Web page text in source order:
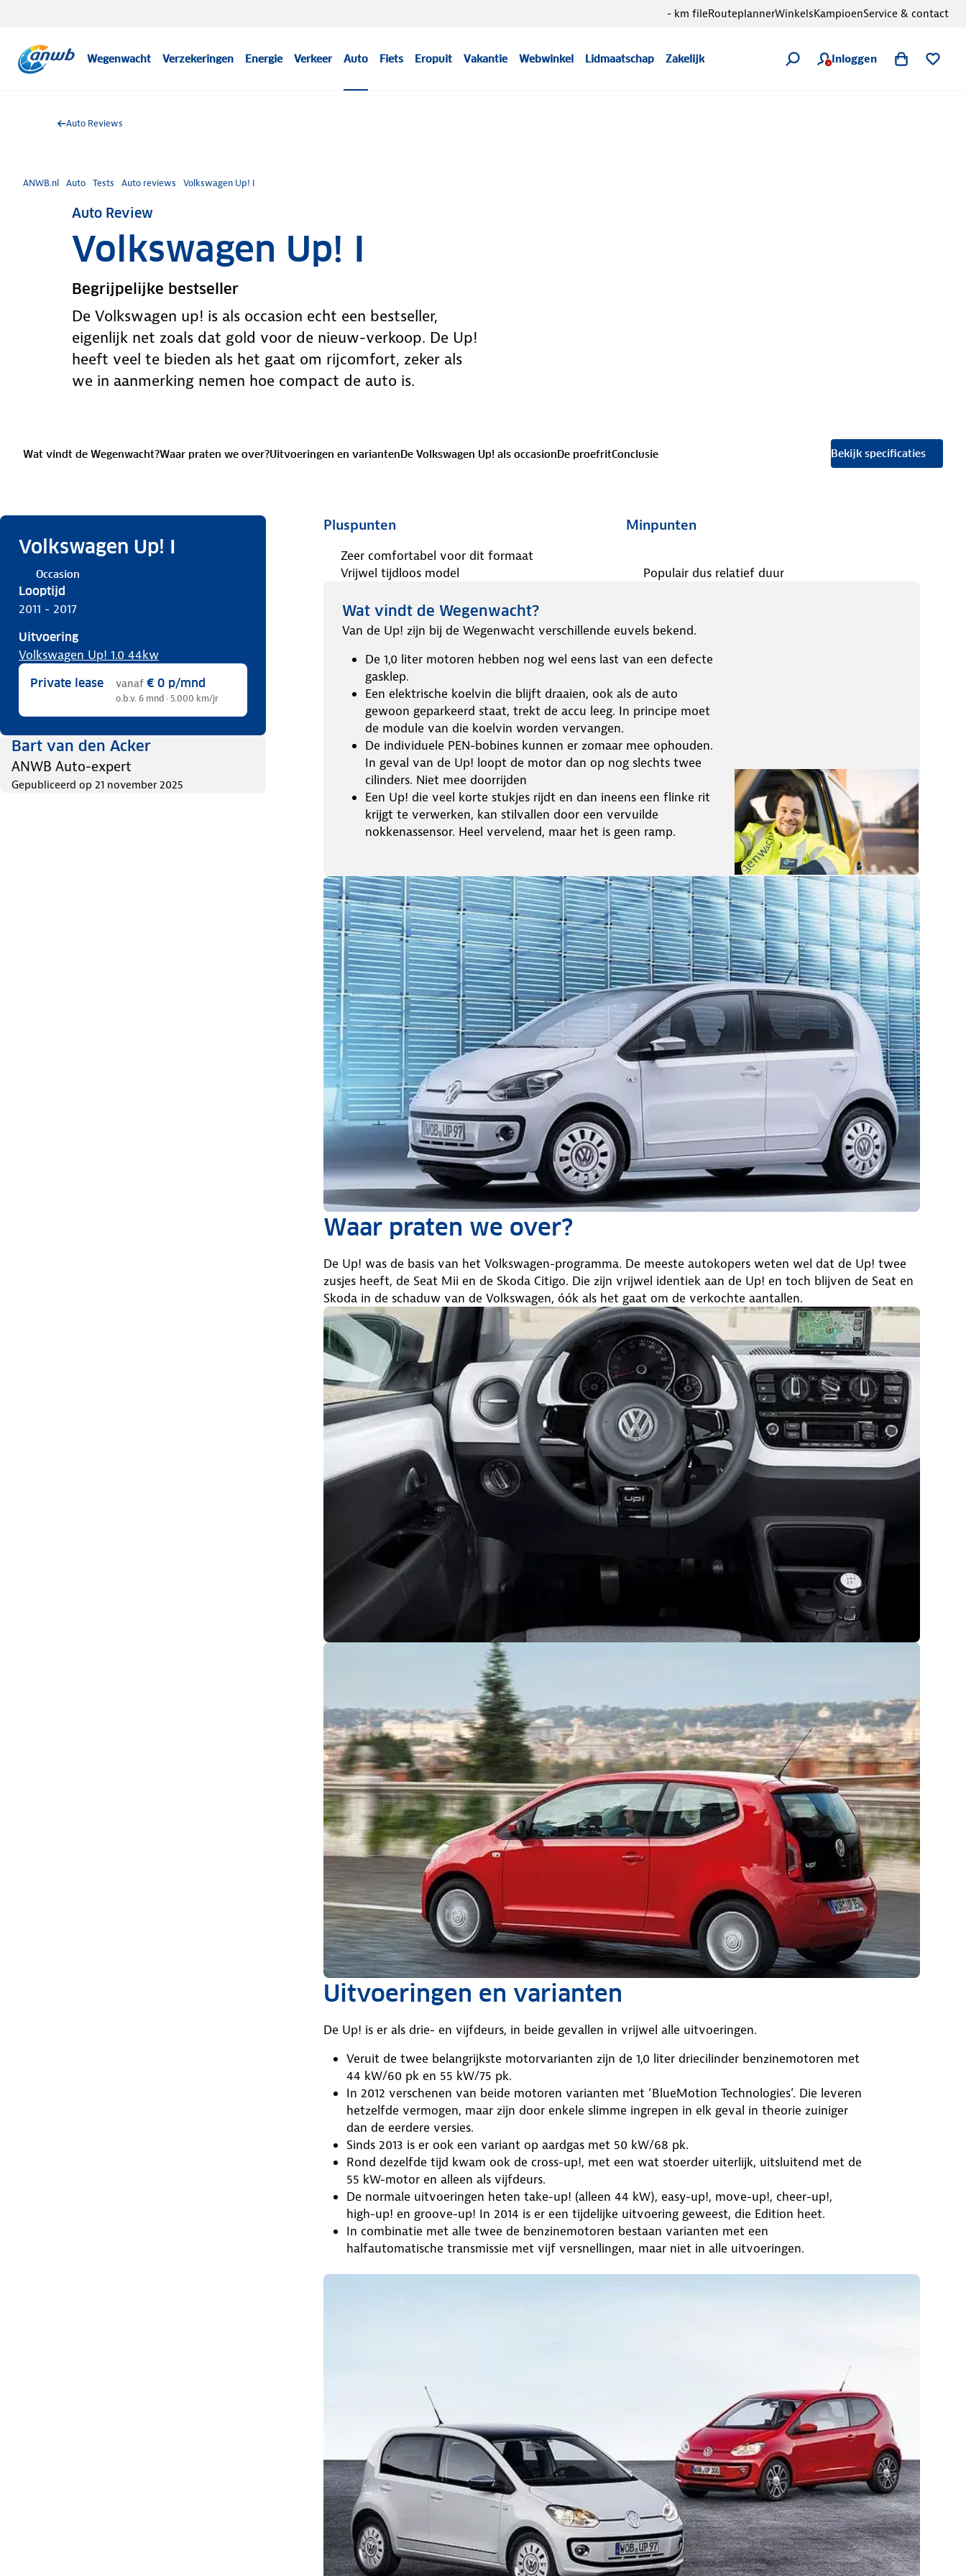
Wegenwacht Verzekeringen Energie Verkeer Auto Fiets Eropuit Vakantie Webwinkel Lidmaatschap Zakelijk Inloggen
- km fileRouteplannerWinkelsKampioenService & contact
Auto Reviews
ANWB.nl Auto Tests Auto reviews Volkswagen Up! I
Auto Review
Volkswagen Up! I
Begrijpelijke bestseller
De Volkswagen up! is als occasion echt een bestseller,
eigenlijk net zoals dat gold voor de nieuw-verkoop. De Up!
heeft veel te bieden als het gaat om rijcomfort, zeker als
we in aanmerking nemen hoe compact de auto is.
Wat vindt de Wegenwacht?Waar praten we over?Uitvoeringen en variantenDe Volkswagen Up! als occasionDe proefritConclusie Bekijk specificaties
Volkswagen Up! I
Occasion
Looptijd
2011 - 2017
Uitvoering
Volkswagen Up! 1.0 44kw
Private lease vanaf € 0 p/mnd
o.b.v. 6 mnd · 5.000 km/jr
Bart van den Acker
ANWB Auto-expert
Gepubliceerd op 21 november 2025
Pluspunten
Zeer comfortabel voor dit formaat
Vrijwel tijdloos model
Minpunten
Populair dus relatief duur
Wat vindt de Wegenwacht?
Van de Up! zijn bij de Wegenwacht verschillende euvels bekend.
De 1,0 liter motoren hebben nog wel eens last van een defecte
gasklep.
Een elektrische koelvin die blijft draaien, ook als de auto
gewoon geparkeerd staat, trekt de accu leeg. In principe moet
de module van die koelvin worden vervangen.
De individuele PEN-bobines kunnen er zomaar mee ophouden.
In geval van de Up! loopt de motor dan op nog slechts twee
cilinders. Niet mee doorrijden
Een Up! die veel korte stukjes rijdt en dan ineens een flinke rit
krijgt te verwerken, kan stilvallen door een vervuilde
nokkenassensor. Heel vervelend, maar het is geen ramp.
Waar praten we over?
De Up! was de basis van het Volkswagen-programma. De meeste autokopers weten wel dat de Up! twee
zusjes heeft, de Seat Mii en de Skoda Citigo. Die zijn vrijwel identiek aan de Up! en toch blijven de Seat en
Skoda in de schaduw van de Volkswagen, óók als het gaat om de verkochte aantallen.
Uitvoeringen en varianten
De Up! is er als drie- en vijfdeurs, in beide gevallen in vrijwel alle uitvoeringen.
Veruit de twee belangrijkste motorvarianten zijn de 1,0 liter driecilinder benzinemotoren met
44 kW/60 pk en 55 kW/75 pk.
In 2012 verschenen van beide motoren varianten met ‘BlueMotion Technologies’. Die leveren
hetzelfde vermogen, maar zijn door enkele slimme ingrepen in elk geval in theorie zuiniger
dan de eerdere versies.
Sinds 2013 is er ook een variant op aardgas met 50 kW/68 pk.
Rond dezelfde tijd kwam ook de cross-up!, met een wat stoerder uiterlijk, uitsluitend met de
55 kW-motor en alleen als vijfdeurs.
De normale uitvoeringen heten take-up! (alleen 44 kW), easy-up!, move-up!, cheer-up!,
high-up! en groove-up! In 2014 is er een tijdelijke uitvoering geweest, die Edition heet.
In combinatie met alle twee de benzinemotoren bestaan varianten met een
halfautomatische transmissie met vijf versnellingen, maar niet in alle uitvoeringen.